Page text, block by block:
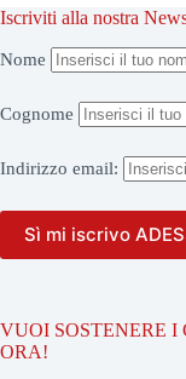
Iscriviti alla nostra
Nome
Cognome
Indirizzo email:
VUOI SOSTENERE I
ORA!